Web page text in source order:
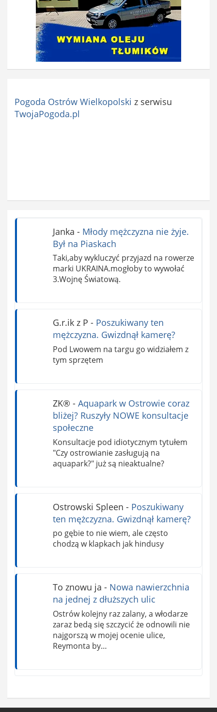
Pogoda Ostrów Wielkopolski z serwisu
TwojaPogoda.pl
Janka - Młody mężczyzna nie żyje.
Był na Piaskach
Taki,aby wykluczyć przyjazd na rowerze
marki UKRAINA.mogłoby to wywołać
3.Wojnę Światową.
G.r.ik z P - Poszukiwany ten
mężczyzna. Gwizdnął kamerę?
Pod Lwowem na targu go widziałem z
tym sprzętem
ZK®️ - Aquapark w Ostrowie coraz
bliżej? Ruszyły NOWE konsultacje
społeczne
Konsultacje pod idiotycznym tytułem
"Czy ostrowianie zasługują na
aquapark?" już są nieaktualne?
Ostrowski Spleen - Poszukiwany
ten mężczyzna. Gwizdnął kamerę?
po gębie to nie wiem, ale często
chodzą w klapkach jak hindusy
To znowu ja - Nowa nawierzchnia
na jednej z dłuższych ulic
Ostrów kolejny raz zalany, a włodarze
zaraz bedą się szczycić że odnowili nie
najgorszą w mojej ocenie ulice,
Reymonta by…